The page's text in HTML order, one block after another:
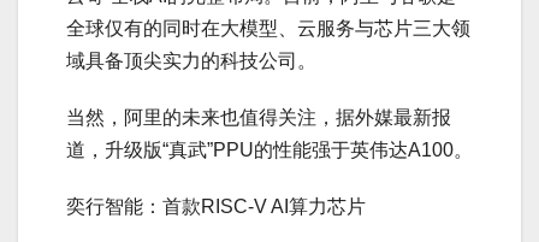
全球仅有的同时在大模型、云服务与芯片三大领
域具备顶尖实力的科技公司。
当然，阿里的未来也值得关注，据外媒最新报
道，升级版“真武”PPU的性能强于英伟达A100。
奕行智能：首款RISC-V AI算力芯片